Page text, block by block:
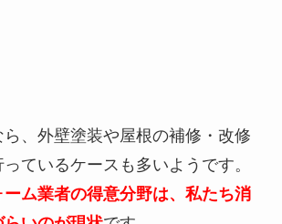
、外壁塗装や屋根の補修・改修
ているケースも多いようです。
ーム業者の得意分野は、私たち消